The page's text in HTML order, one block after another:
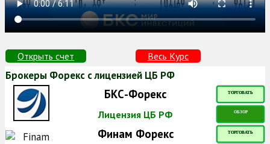
Открыть счет Весь Курс
Брокеры Форекс с лицензией ЦБ РФ
БКС-Форекс ТОРГОВАТЬ
Лицензия ЦБ РФ ОБЗОР
Финам Форекс ТОРГОВАТЬ